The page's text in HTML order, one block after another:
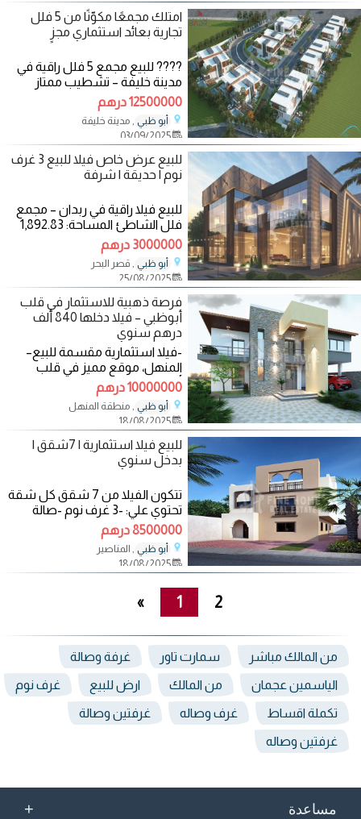
امتلك مجمعًا مكوّنًا من 5 فلل
تجارية بعائد استثماري مجزٍ
???? للبيع مجمع 5 فلل راقية في
مدينة خليفة – تشطيب ممتاز
وتصميم عائلي مثالي المساحة
الإجمالية: 24,022
12500000 درهم
أبو ظبي , مدينة خليفة
03/09/2025
للبيع عرض خاص فيلا للبيع 3 غرف
نوم | حديقة | شرفة
للبيع فيلا راقية في ربدان – مجمع
فلل الشاطئ المساحة: 1,892.83
قدم مربع موقع مميز وقريب من
كل الخدمات
3000000 درهم
أبو ظبي , قصر البحر
25/08/2025
فرصة ذهبية للاستثمار في قلب
أبوظبي – فيلا دخلها 840 ألف
درهم سنوي
-فيلا استثمارية مقسمة للبيع–
المنهل، موقع مميز في قلب
أبوظبي– قريب من قصر المنهل
والخالدية -24 شقة
10000000 درهم
أبو ظبي , منطقة المنهل
18/08/2025
للبيع فيلا استثمارية | 7شقق |
بدخل سنوي
تتكون الفيلا من 7 شقق كل شقة
تحتوي علي: -3 غرف نوم -صالة
المرجعي:CV983743
8500000 درهم
أبو ظبي , المناصير
18/08/2025
1 2
»
من المالك مباشر سمارت تاور غرفة وصالة
الياسمين عجمان من المالك ارض للبيع غرف نوم
تكملة اقساط غرف وصاله غرفتين وصالة
غرفتين وصاله
مساعدة +